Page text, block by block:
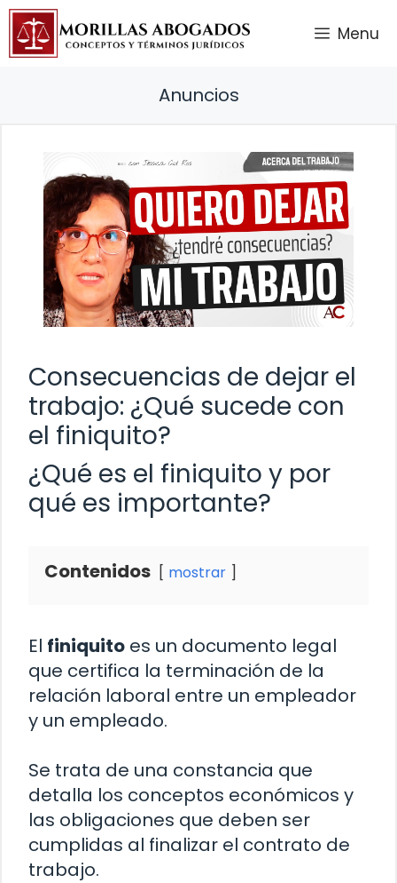
Saltar
contenido
Menu
Anuncios
Consecuencias de dejar el
trabajo: ¿Qué sucede con
el finiquito?
¿Qué es el finiquito y por
qué es importante?
Contenidos mostrar
El finiquito es un documento legal
que certifica la terminación de la
relación laboral entre un empleador
y un empleado.
Se trata de una constancia que
detalla los conceptos económicos y
las obligaciones que deben ser
cumplidas al finalizar el contrato de
trabajo.